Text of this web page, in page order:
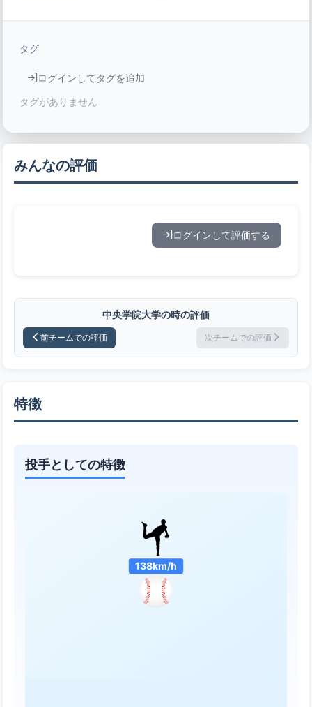
タグ
ログインしてタグを追加
タグがありません
みんなの評価
ログインして評価する
中央学院大学の時の評価
前チームでの評価 次チームでの評価
特徴
投手としての特徴
138km/h